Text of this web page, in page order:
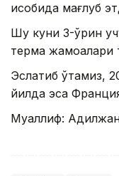
ҳисобида мағлуб
Шу куни 3-ўрин
терма жамоалари
Эслатиб ўтамиз,
йилда эса
Муаллиф: